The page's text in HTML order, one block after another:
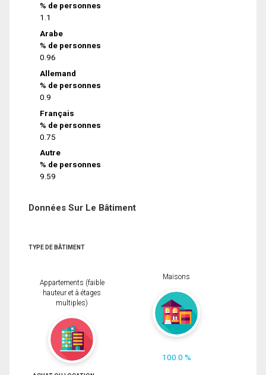
% de personnes
1.1
Arabe
% de personnes
0.96
Allemand
% de personnes
0.9
Français
% de personnes
0.75
Autre
% de personnes
9.59
Données Sur Le Bâtiment
TYPE DE BÂTIMENT
Appartements (faible
hauteur et à étages
multiples)
Maisons
100.0 %